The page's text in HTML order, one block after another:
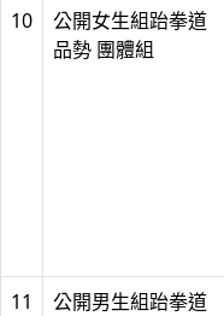
10
公開女生組跆拳道
品勢 團體組
11
公開男生組跆拳道